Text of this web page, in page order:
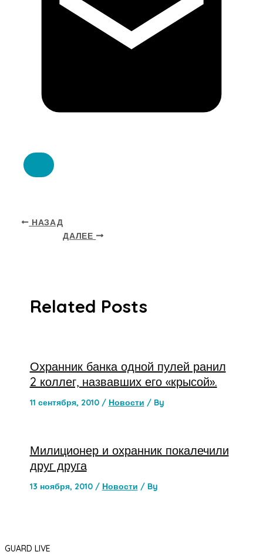
НАЗАД
ДАЛЕЕ
Related Posts
Охранник банка одной пулей ранил
2 коллег, назвавших его «крысой».
11 сентября, 2010 / Новости / By
Милиционер и охранник покалечили
друг друга
13 ноября, 2010 / Новости / By
GUARD LIVE